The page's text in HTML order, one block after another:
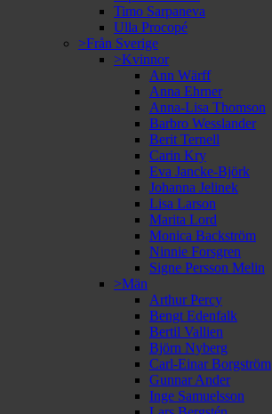
Timo Sarpaneva
Ulla Procopé
>Från Sverige
>Kvinnor
Ann Wärff
Anna Ehrner
Anna-Lisa Thomson
Barbro Wesslander
Berit Ternell
Carin Kry
Eva Jancke-Björk
Johanna Jelinek
Lisa Larson
Marita Lord
Monica Backström
Ninnie Forsgren
Signe Persson Melin
>Män
Arthur Percy
Bengt Edenfalk
Bertil Vallien
Björn Nyberg
Carl-Einar Borgström
Gunnar Ander
Inge Samuelsson